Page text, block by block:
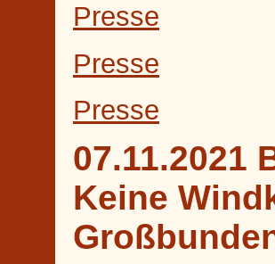
Presse
Presse
Presse
07.11.2021
Keine